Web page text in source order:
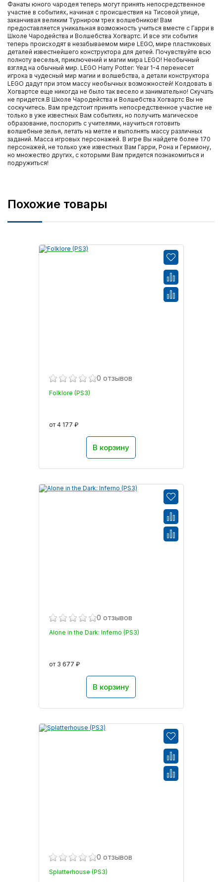
Фанаты юного чародея теперь могут принять непосредственное
участие в событиях, начиная с происшествия на Тисовой улице,
заканчивая великим Турниром трех волшебников! Вам
предоставляется уникальная возможность учиться вместе с Гарри в
Школе Чародейства и Волшебства Хогвартс. И все эти события
теперь происходят в незабываемом мире LEGO, мире пластиковых
деталей известнейшего конструктора для детей. Почувствуйте всю
полноту веселья, приключений и магии мира LEGO! Необычный
взгляд на обычный мир. LEGO Harry Potter: Year 1-4 перенесет
игрока в чудесный мир магии и волшебства, а детали конструктора
LEGO дадут при этом массу необычных возможностей! Колдовать в
Хогвартсе еще никогда не было так весело и занимательно! Скучать
не придется.В Школе Чародейства и Волшебства Хогвартс Вы не
соскучитесь. Вам предстоит принять непосредственное участие не
только в уже известных Вам событиях, но получить магическое
образование, поспорить с учителями, научиться готовить
волшебные зелья, летать на метле и выполнять массу различных
заданий. Масса игровых персонажей. В игре Вы найдете более 170
персонажей, не только уже известных Вам Гарри, Рона и Гермиону,
но множество других, с которыми Вам придется познакомиться и
подружиться!
Похожие товары
0 отзывов
Folklore (PS3)
от 4 177 ₽
В корзину
0 отзывов
Alone in the Dark: Inferno (PS3)
от 3 677 ₽
В корзину
0 отзывов
Splatterhouse (PS3)